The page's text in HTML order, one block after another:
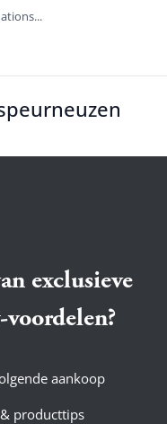
exclusieve
aankoop
producttips